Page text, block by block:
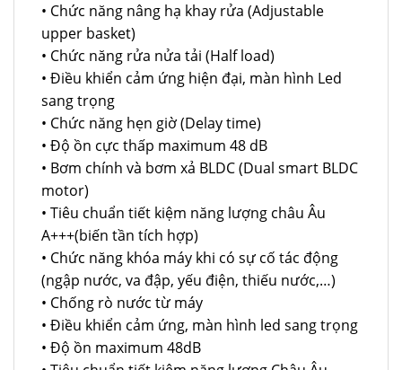
• Chức năng nâng hạ khay rửa (Adjustable
upper basket)
• Chức năng rửa nửa tải (Half load)
• Điều khiển cảm ứng hiện đại, màn hình Led
sang trọng
• Chức năng hẹn giờ (Delay time)
• Độ ồn cực thấp maximum 48 dB
• Bơm chính và bơm xả BLDC (Dual smart BLDC
motor)
• Tiêu chuẩn tiết kiệm năng lượng châu Âu
A+++(biến tần tích hợp)
• Chức năng khóa máy khi có sự cố tác động
(ngập nước, va đập, yếu điện, thiếu nước,…)
• Chống rò nước từ máy
• Điều khiển cảm ứng, màn hình led sang trọng
• Độ ồn maximum 48dB